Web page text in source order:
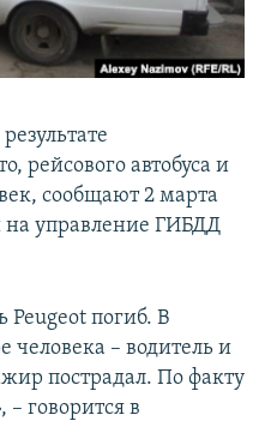
рейсового автобуса и
сообщают 2 марта
управление ГИБДД
Peugeot погиб. В
человека – водитель и
пострадал. По факту
говорится в